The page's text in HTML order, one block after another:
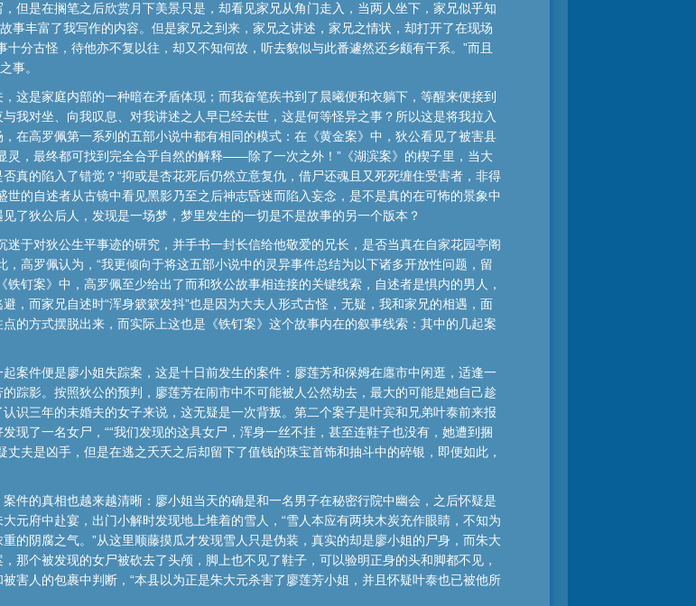
但是在搁笔之后欣赏月下美景只是，却看见家兄从角门走入，当两人坐下，家兄似乎知
事丰富了我写作的内容。但是家兄之到来，家兄之讲述，家兄之情状，却打开了在现场
分古怪，待他亦不复以往，却又不知何故，听去貌似与此番遽然还乡颇有干系。”而且
事。
这是家庭内部的一种暗在矛盾体现；而我奋笔疾书到了晨曦便和衣躺下，等醒来便接到
对坐、向我叹息、对我讲述之人早已经去世，这是何等怪异之事？所以这是将我拉入
在高罗佩第一系列的五部小说中都有相同的模式：在《黄金案》中，狄公看见了被害县
灵，最终都可找到完全合乎自然的解释——除了一次之外！”《湖滨案》的楔子里，当大
真的陷入了错觉？“抑或是杏花死后仍然立意复仇，借尸还魂且又死死缠住受害者，非得
的自述者从古镜中看见黑影乃至之后神志昏迷而陷入妄念，是不是真的在可怖的景象中
了狄公后人，发现是一场梦，梦里发生的一切是不是故事的另一个版本？
于对狄公生平事迹的研究，并手书一封长信给他敬爱的兄长，是否当真在自家花园亭阁
高罗佩认为，“我更倾向于将这五部小说中的灵异事件总结为以下诸多开放性问题，留
钉案》中，高罗佩至少给出了而和狄公故事相连接的关键线索，自述者是惧内的男人，
，而家兄自述时“浑身簌簌发抖”也是因为大夫人形式古怪，无疑，我和家兄的相遇，面
的方式摆脱出来，而实际上这也是《铁钉案》这个故事内在的叙事线索：其中的几起案
案件便是廖小姐失踪案，这是十日前发生的案件：廖莲芳和保姆在廛市中闲逛，适逢一
踪影。按照狄公的预判，廖莲芳在闹市中不可能被人公然劫去，最大的可能是她自己趁
识三年的未婚夫的女子来说，这无疑是一次背叛。第二个案子是叶宾和兄弟叶泰前来报
现了一名女尸，““我们发现的这具女尸，浑身一丝不挂，甚至连鞋子也没有，她遭到捆
夫是凶手，但是在逃之夭夭之后却留下了值钱的珠宝首饰和抽斗中的碎银，即便如此，
件的真相也越来越清晰：廖小姐当天的确是和一名男子在秘密行院中幽会，之后怀疑是
元府中赴宴，出门小解时发现地上堆着的雪人，“雪人本应有两块木炭充作眼睛，不知为
的阴腐之气。”从这里顺藤摸瓜才发现雪人只是伪装，真实的却是廖小姐的尸身，而朱大
那个被发现的女尸被砍去了头颅，脚上也不见了鞋子，可以验明正身的头和脚都不见，
害人的包裹中判断，“本县以为正是朱大元杀害了廖莲芳小姐，并且怀疑叶泰也已被他所